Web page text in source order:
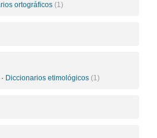
ortográficos (1)
· Diccionarios etimológicos (1)